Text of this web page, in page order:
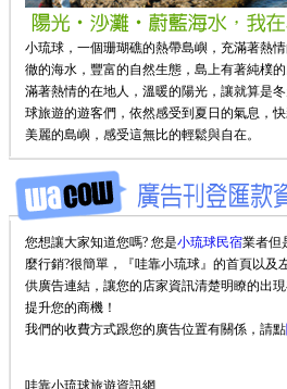
小琉球，一個珊瑚礁的熱帶島嶼，充滿著熱
徹的海水，豐富的自然生態，島上有著純樸
滿著熱情的在地人，溫暖的陽光，讓就算是
球旅遊的遊客們，依然感受到夏日的氣息，
美麗的島嶼，感受這無比的輕鬆與自在。
您想讓大家知道您嗎? 您是小琉球民宿業者但
麼行銷?很簡單，『哇靠小琉球』的首頁以及
供廣告連結，讓您的店家資訊清楚明瞭的出現
提升您的商機！
我們的收費方式跟您的廣告位置有關係，請點
哇靠小琉球旅遊資訊網